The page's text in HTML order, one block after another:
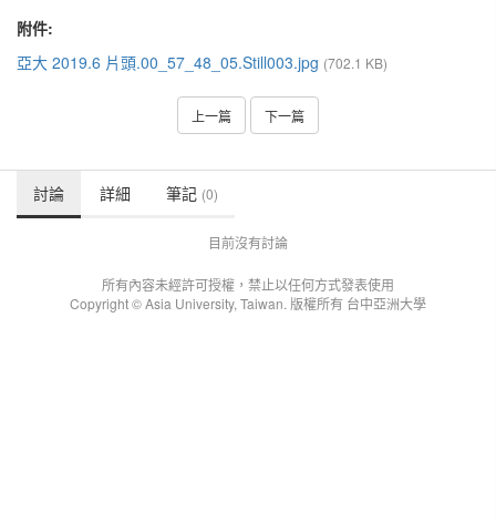
附件:
亞大 2019.6 片頭.00_57_48_05.Still003.jpg (702.1 KB)
上一篇 下一篇
討論 詳細 筆記 (0)
目前沒有討論
所有內容未經許可授權，禁止以任何方式發表使用
Copyright © Asia University, Taiwan. 版權所有 台中亞洲大學